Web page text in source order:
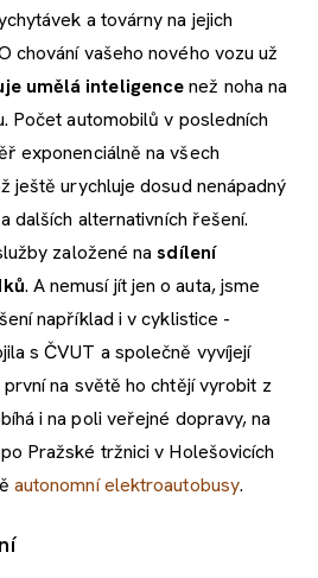
a továrny na jejich
chování vašeho nového vozu už
umělá inteligencenež noha na
Počet automobilů v posledních
exponenciálně na všech
ještě urychluje dosud nenápadný
dalších alternativních řešení.
založené nasdílení
. A nemusí jít jen o auta, jsme
například i v cyklistice -
s ČVUT a společně vyvíjejí
první na světě ho chtějí vyrobit z
i na poli veřejné dopravy, na
Pražské tržnici v Holešovicích
autonomní elektroautobusy.